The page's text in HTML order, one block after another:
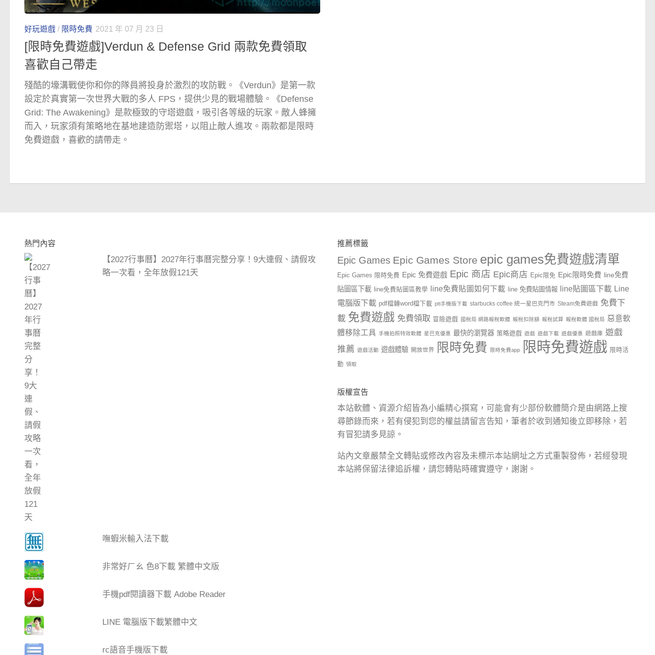
好玩遊戲 / 限時免費 2021 年 07 月 23 日
[限時免費遊戲]Verdun & Defense Grid 兩款免費領取
喜歡自己帶走
殘酷的壕溝戰使你和你的隊員將投身於激烈的攻防戰。《Verdun》是第一款
設定於真實第一次世界大戰的多人 FPS，提供少見的戰場體驗。《Defense
Grid: The Awakening》是款極致的守塔遊戲，吸引各等級的玩家。敵人蜂擁
而入，玩家須有策略地在基地建造防禦塔，以阻止敵人進攻。兩款都是限時
免費遊戲，喜歡的請帶走。
熱門內容
【2027行事曆】2027年行事曆完整分享！9大連假、請假攻
略一次看，全年放假121天
嘸蝦米輸入法下載
非常好ㄏㄠ 色8下載 繁體中文版
手機pdf閱讀器下載 Adobe Reader
LINE 電腦版下載繁體中文
rc語音手機版下載
推薦標籤
Epic Games Epic Games Store epic games免費遊戲清單
Epic Games 限時免費 Epic 免費遊戲 Epic 商店 Epic商店 Epic限免 Epic限時免費 line免費
貼圖區下載
line免費貼圖區教學 line免費貼圖如何下載 line 免費貼圖情報 line貼圖區下載 Line
電腦版下載 pdf檔轉word檔下載 ptt手機版下載 starbucks coffee 統一星巴克門市 Steam免費遊戲 免費下
載 免費遊戲 免費領取 冒險遊戲 國稅局 網路報稅軟體 報稅扣除額 報稅試算 報稅軟體 國稅局 惡意軟
體移除工具 手機拍照特效軟體 星巴克優惠 最快的瀏覽器 策略遊戲 遊戲 遊戲下載 遊戲優惠 遊戲庫 遊戲
推薦 遊戲活動 遊戲體驗 開放世界 限時免費 限時免費app 限時免費遊戲 限時活
動 領取
版權宣告
本站軟體、資源介紹皆為小編精心撰寫，可能會有少部份軟體簡介是由網路上搜
尋節錄而來，若有侵犯到您的權益請留言告知，筆者於收到通知後立即移除，若
有冒犯請多見諒。
站內文章嚴禁全文轉貼或修改內容及未標示本站網址之方式重製發佈，若經發現
本站將保留法律追訴權，請您轉貼時確實遵守，謝謝。